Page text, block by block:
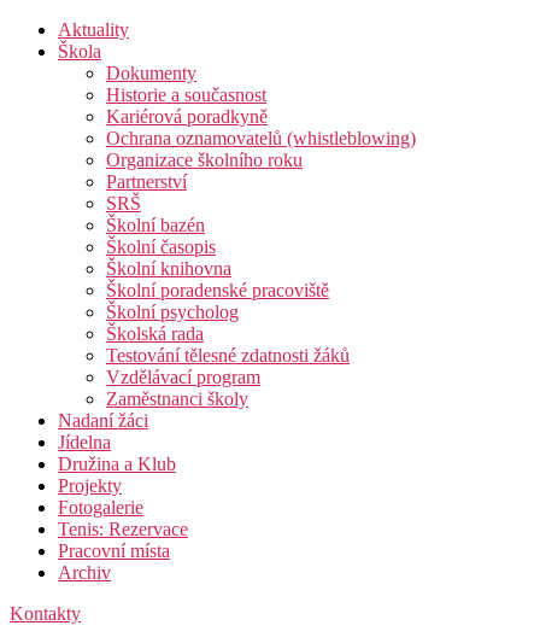
Aktuality
Škola
Dokumenty
Historie a současnost
Kariérová poradkyně
Ochrana oznamovatelů (whistleblowing)
Organizace školního roku
Partnerství
SRŠ
Školní bazén
Školní časopis
Školní knihovna
Školní poradenské pracoviště
Školní psycholog
Školská rada
Testování tělesné zdatnosti žáků
Vzdělávací program
Zaměstnanci školy
Nadaní žáci
Jídelna
Družina a Klub
Projekty
Fotogalerie
Tenis: Rezervace
Pracovní místa
Archiv
Kontakty